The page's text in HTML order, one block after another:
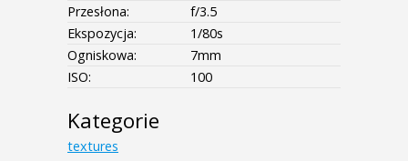
Przesłona:
f/3.5
Ekspozycja:
1/80s
Ogniskowa:
7mm
ISO:
100
Kategorie
textures